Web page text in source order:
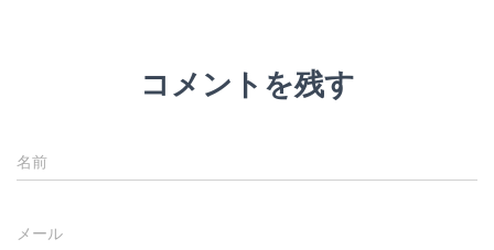
コメントを残す
名前
メール